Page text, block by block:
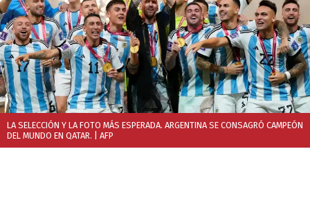
LA SELECCIÓN Y LA FOTO MÁS ESPERADA. ARGENTINA SE CONSAGRÓ CAMPEÓN
DEL MUNDO EN QATAR. | AFP